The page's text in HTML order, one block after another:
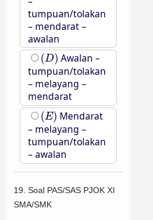
tumpuan/tolakan
– mendarat –
awalan
(D)
(D) Awalan –
tumpuan/tolakan
– melayang –
mendarat
(E)
(E) Mendarat
– melayang –
tumpuan/tolakan
– awalan
19. Soal PAS/SAS PJOK XI
SMA/SMK